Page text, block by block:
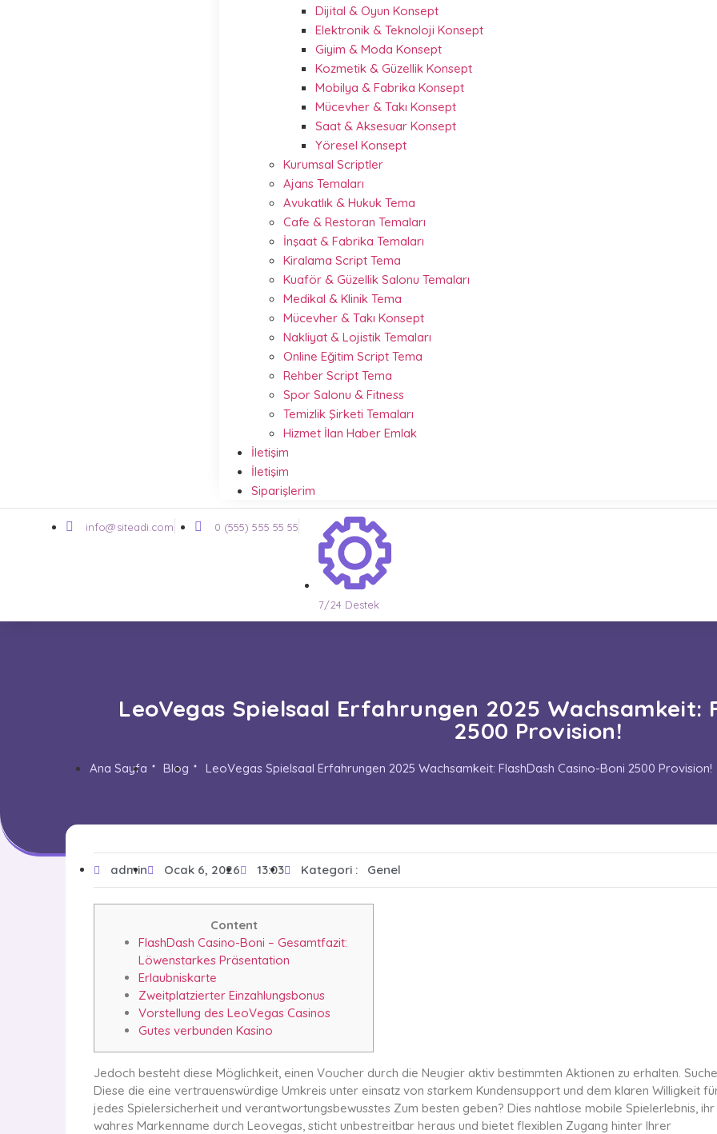
Dijital & Oyun Konsept
Elektronik & Teknoloji Konsept
Giyim & Moda Konsept
Kozmetik & Güzellik Konsept
Mobilya & Fabrika Konsept
Mücevher & Takı Konsept
Saat & Aksesuar Konsept
Yöresel Konsept
Kurumsal Scriptler
Ajans Temaları
Avukatlık & Hukuk Tema
Cafe & Restoran Temaları
İnşaat & Fabrika Temaları
Kiralama Script Tema
Kuaför & Güzellik Salonu Temaları
Medikal & Klinik Tema
Mücevher & Takı Konsept
Nakliyat & Lojistik Temaları
Online Eğitim Script Tema
Rehber Script Tema
Spor Salonu & Fitness
Temizlik Şirketi Temaları
Hizmet İlan Haber Emlak
İletişim
İletişim
Siparişlerim
info@siteadi.com 0 (555) 555 55 55
7/24 Destek
LeoVegas Spielsaal Erfahrungen 2025 Wachsamkeit:
2500 Provision!
Ana Sayfa Blog LeoVegas Spielsaal Erfahrungen 2025 Wachsamkeit: FlashDash Casino-Boni 2500 Provision!
admin Ocak 6, 2026 13:03 Kategori : Genel
Content
FlashDash Casino-Boni – Gesamtfazit:
Löwenstarkes Präsentation
Erlaubniskarte
Zweitplatzierter Einzahlungsbonus
Vorstellung des LeoVegas Casinos
Gutes verbunden Kasino
Jedoch besteht diese Möglichkeit, einen Voucher durch die Neugier aktiv bestimmten Aktionen zu erhalten.
Diese die eine vertrauenswürdige Umkreis unter einsatz von starkem Kundensupport und dem klaren Willigkeit
jedes Spielersicherheit und verantwortungsbewusstes Zum besten geben? Dies nahtlose mobile Spielerlebnis, ihr
wahres Markenname durch Leovegas, sticht unbestreitbar heraus und bietet flexiblen Zugang hinter Ihrer